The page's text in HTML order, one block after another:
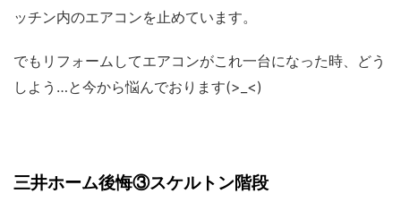
ッチン内のエアコンを止めています。
でもリフォームしてエアコンがこれ一台になった時、どう
しよう…と今から悩んでおります(>_<)
三井ホーム後悔③スケルトン階段